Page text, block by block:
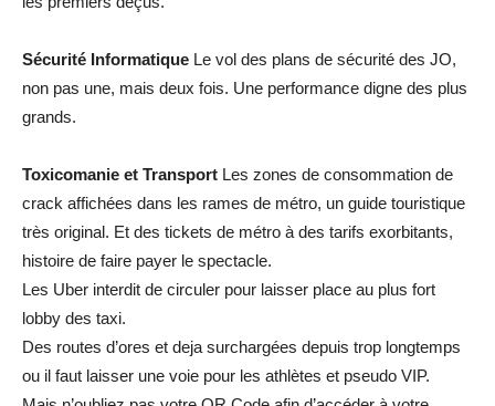
Sécurité Informatique Le vol des plans de sécurité des JO,
non pas une, mais deux fois. Une performance digne des plus
grands.
Toxicomanie et Transport Les zones de consommation de
crack affichées dans les rames de métro, un guide touristique
très original. Et des tickets de métro à des tarifs exorbitants,
histoire de faire payer le spectacle.
Les Uber interdit de circuler pour laisser place au plus fort
lobby des taxi.
Des routes d’ores et deja surchargées depuis trop longtemps
ou il faut laisser une voie pour les athlètes et pseudo VIP.